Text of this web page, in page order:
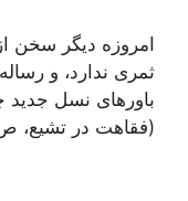
امروزه دیگر سخن
ثمرى ندارد، و
باورهاى نسل جدید
(فقاهت در تشیع، ص